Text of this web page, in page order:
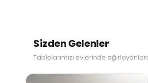
Sizden Gelenler
Tablolarımızı evlerinde